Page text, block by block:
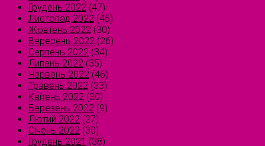
Грудень 2022 (47)
Листопад 2022 (45)
Жовтень 2022 (30)
Вересень 2022 (26)
Серпень 2022 (34)
Липень 2022 (35)
Червень 2022 (46)
Травень 2022 (33)
Квітень 2022 (30)
Березень 2022 (9)
Лютий 2022 (27)
Січень 2022 (30)
Грудень 2021 (38)